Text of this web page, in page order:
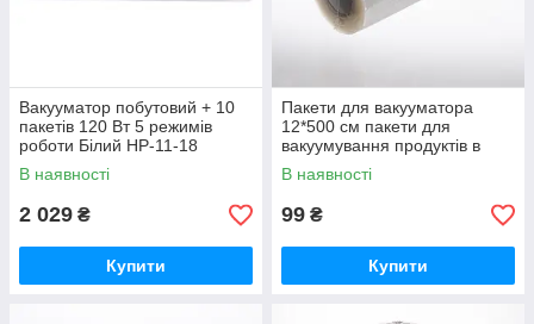
Вакууматор побутовий + 10
пакетів 120 Вт 5 режимів
роботи Білий HP-11-18
В наявності
2 029 ₴
Купити
Пакети для вакууматора
12*500 см пакети для
вакуумування продуктів в
рулоні HP-11-19
В наявності
99 ₴
Купити